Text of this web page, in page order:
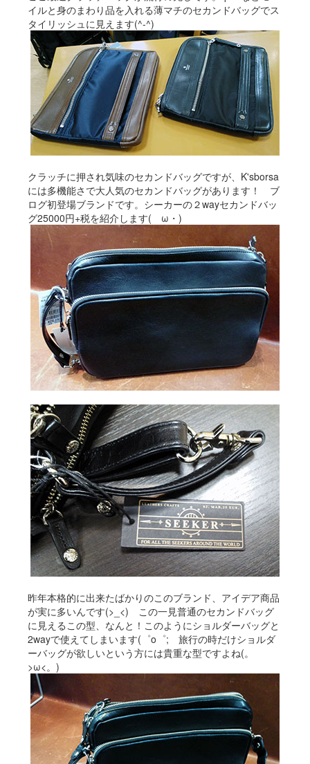
イルと身のまわり品を入れる薄マチのセカンドバッグでス
タイリッシュに見えます(^-^)
クラッチに押され気味のセカンドバッグですが、K'sborsa
には多機能さで大人気のセカンドバッグがあります！ ブ
ログ初登場ブランドです。シーカーの２wayセカンドバッ
グ25000円+税を紹介します(ゝω・)
昨年本格的に出来たばかりのこのブランド、アイデア商品
が実に多いんです(>_<) この一見普通のセカンドバッグ
に見えるこの型、なんと！このようにショルダーバッグと
2wayで使えてしまいます(゜o゜; 旅行の時だけショルダ
ーバッグが欲しいという方には貴重な型ですよね(。
>ω<。)